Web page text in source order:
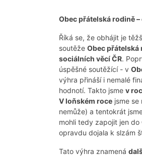
Obec přátelská rodině
Říká se, že obhájit je
soutěže Obec přátelská
sociálních věcí ČR.
úspěšné soutěžící - v
výhra přináší i nemalé
hodnotí. Takto jsme v
V loňském roce jsme se
nemůže) a tentokrát
mohli tedy zapojit jen do
opravdu dojala k slzám
Tato výhra znamená